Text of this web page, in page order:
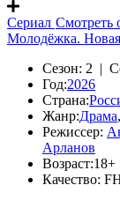
Сериал Смотреть
Молодёжка.
Сезон: 2 |
Год:2026
Страна:
Жанр:Драма,
Режиссер:
Арланов
Возраст:18+
Качество: